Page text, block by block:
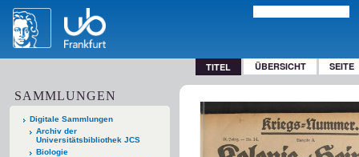
TITEL ÜBERSICHT SEITE
SAMMLUNGEN
Digitale Sammlungen
Archiv der
Universitätsbibliothek JCS
Biologie